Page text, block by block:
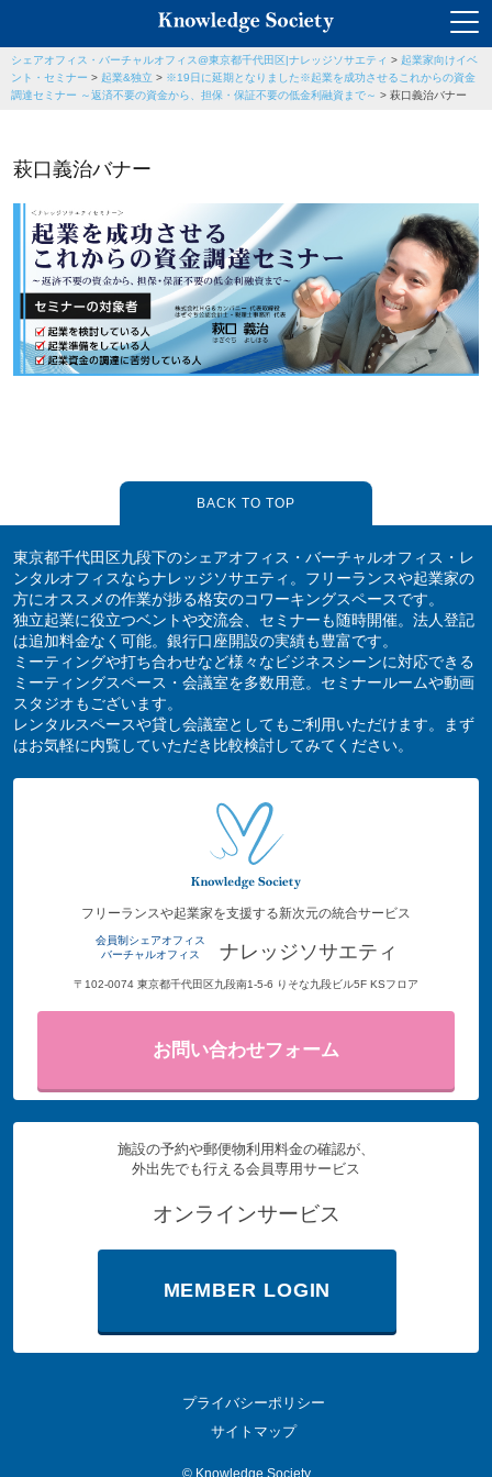
シェアオフィス・バーチャルオフィス@東京都千代田区|ナレッジソサエティ > 起業家向けイベ
ント・セミナー > 起業&独立 > ※19日に延期となりました※起業を成功させるこれからの資金
調達セミナー ～返済不要の資金から、担保・保証不要の低金利融資まで～ > 萩口義治バナー
萩口義治バナー
BACK TO TOP
東京都千代田区九段下のシェアオフィス・バーチャルオフィス・レ
ンタルオフィスならナレッジソサエティ。フリーランスや起業家の
方にオススメの作業が捗る格安のコワーキングスペースです。
独立起業に役立つベントや交流会、セミナーも随時開催。法人登記
は追加料金なく可能。銀行口座開設の実績も豊富です。
ミーティングや打ち合わせなど様々なビジネスシーンに対応できる
ミーティングスペース・会議室を多数用意。セミナールームや動画
スタジオもございます。
レンタルスペースや貸し会議室としてもご利用いただけます。まず
はお気軽に内覧していただき比較検討してみてください。
フリーランスや起業家を支援する新次元の統合サービス
会員制シェアオフィス
バーチャルオフィス
ナレッジソサエティ
〒102-0074 東京都千代田区九段南1-5-6 りそな九段ビル5F KSフロア
お問い合わせフォーム
施設の予約や郵便物利用料金の確認が、
外出先でも行える会員専用サービス
オンラインサービス
MEMBER LOGIN
プライバシーポリシー
サイトマップ
© Knowledge Society